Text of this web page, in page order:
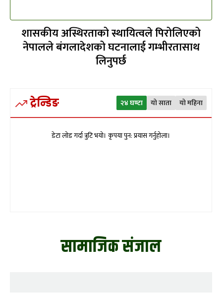
शासकीय अस्थिरताको स्थायित्वले पिरोलिएको
नेपालले बंगलादेशको घटनालाई गम्भीरतासाथ
लिनुपर्छ
ट्रेन्डिङ २४ घण्टा यो साता यो महिना
डेटा लोड गर्दा त्रुटि भयो। कृपया पुन: प्रयास गर्नुहोला।
सामाजिक संजाल